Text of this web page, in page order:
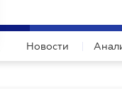
Новости
"За межами
Спільно з